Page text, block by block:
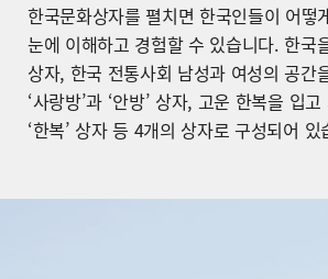
한국문화상자를 펼치면 한국인들이 어떻
눈에 이해하고 경험할 수 있습니다. 한국
상자, 한국 전통사회 남성과 여성의 공간
‘사랑방’과 ‘안방’ 상자, 고운 한복을 입
‘한복’ 상자 등 4개의 상자로 구성되어 있